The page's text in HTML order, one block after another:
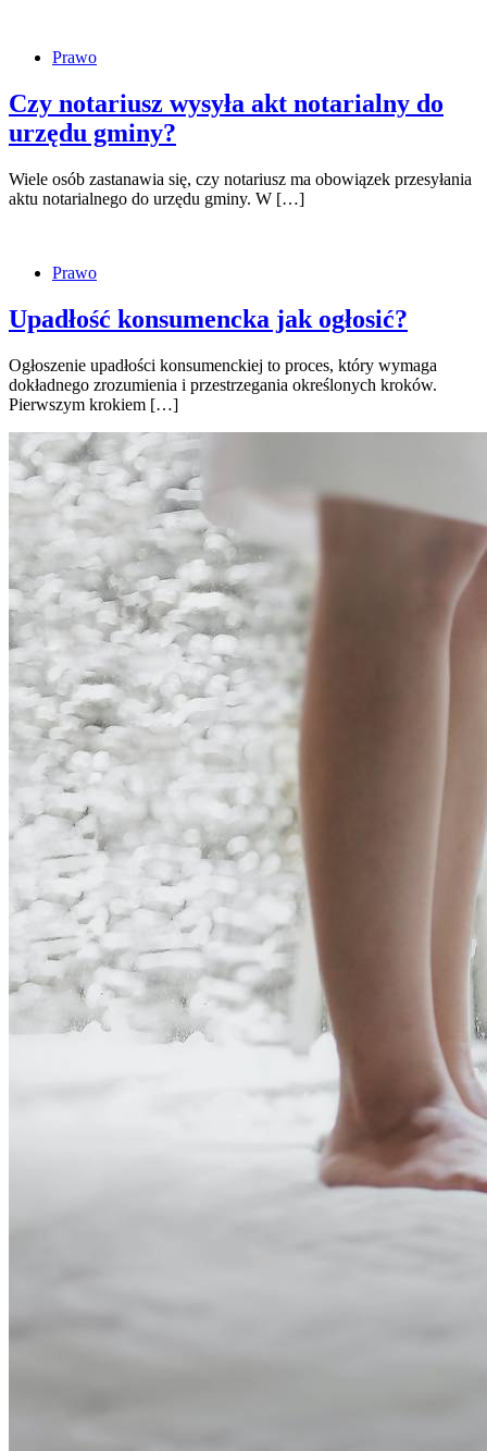
Prawo
Czy notariusz wysyła akt notarialny do
urzędu gminy?
Wiele osób zastanawia się, czy notariusz ma obowiązek przesyłania
aktu notarialnego do urzędu gminy. W […]
Prawo
Upadłość konsumencka jak ogłosić?
Ogłoszenie upadłości konsumenckiej to proces, który wymaga
dokładnego zrozumienia i przestrzegania określonych kroków.
Pierwszym krokiem […]